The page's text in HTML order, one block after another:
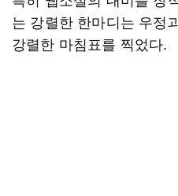
는 강렬한 한마디는 우정
강렬한 마침표를 찍었다.